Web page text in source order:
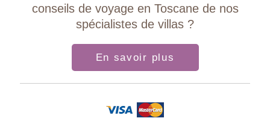
conseils de voyage en Toscane de nos
spécialistes de villas ?
En savoir plus